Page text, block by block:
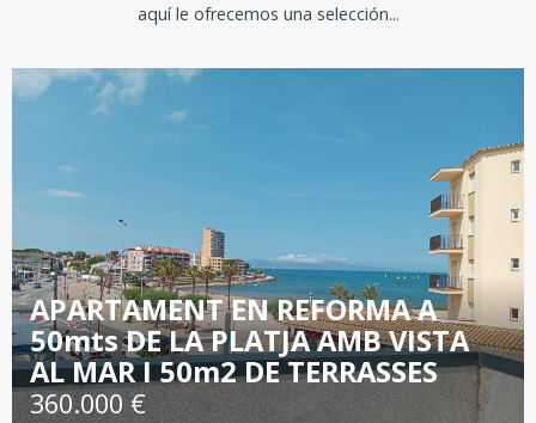
aquí le ofrecemos una selección...
APARTAMENT EN REFORMA A
50mts DE LA PLATJA AMB VISTA
AL MAR I 50m2 DE TERRASSES
360.000 €